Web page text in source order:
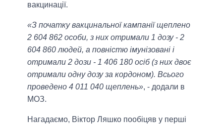
вакцинації.
«З початку вакцинальної кампанії щеплено
2 604 862 особи, з них отримали 1 дозу - 2
604 860 людей, а повністю імунізовані і
отримали 2 дози - 1 406 180 осіб (з них двоє
отримали одну дозу за кордоном). Всього
проведено 4 011 040 щеплень», - додали в
МОЗ.
Нагадаємо, Віктор Ляшко пообіцяв у перші